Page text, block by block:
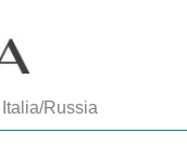
Russia